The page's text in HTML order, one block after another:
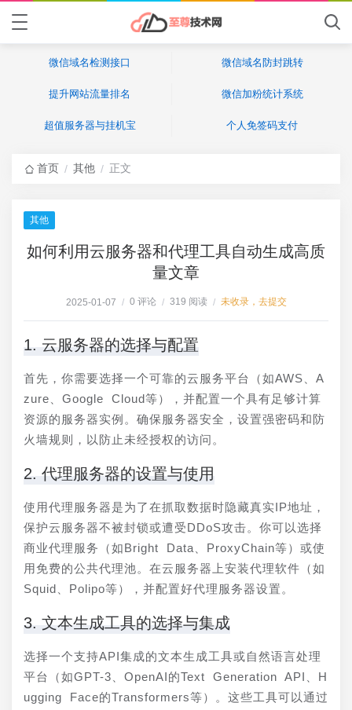
微信域名检测接口 微信域名防封跳转
提升网站流量排名 微信加粉统计系统
超值服务器与挂机宝 个人免签码支付
首页 / 其他 / 正文
其他
如何利用云服务器和代理工具自动生成高质
量文章
2025-01-07 / 0 评论 / 319 阅读 / 未收录，去提交
1. 云服务器的选择与配置
首先，你需要选择一个可靠的云服务平台（如AWS、A
zure、Google Cloud等），并配置一个具有足够计算
资源的服务器实例。确保服务器安全，设置强密码和防
火墙规则，以防止未经授权的访问。
2. 代理服务器的设置与使用
使用代理服务器是为了在抓取数据时隐藏真实IP地址，
保护云服务器不被封锁或遭受DDoS攻击。你可以选择
商业代理服务（如Bright Data、ProxyChain等）或使
用免费的公共代理池。在云服务器上安装代理软件（如
Squid、Polipo等），并配置好代理服务器设置。
3. 文本生成工具的选择与集成
选择一个支持API集成的文本生成工具或自然语言处理
平台（如GPT-3、OpenAI的Text Generation API、H
ugging Face的Transformers等）。这些工具可以通过